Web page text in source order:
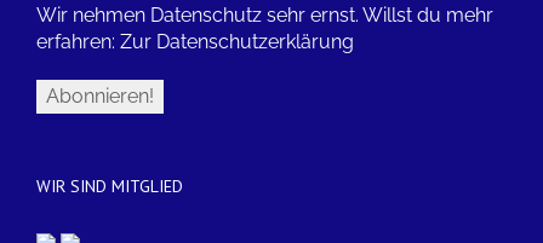
Wir nehmen Datenschutz sehr ernst. Willst du mehr
erfahren: Zur Datenschutzerklärung
WIR SIND MITGLIED